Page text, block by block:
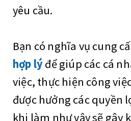
yêu cầu.
Bạn có nghĩa vụ cung
hợp lýđể giúp các cá
việc, thực hiện công
được hưởng các quyền
khi làm như vậy sẽ gây